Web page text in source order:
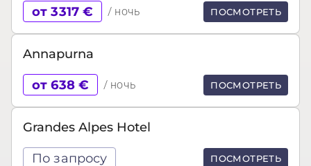
от 3317 € / ночь ПОСМОТРЕТЬ
Annapurna
от 638 € / ночь ПОСМОТРЕТЬ
Grandes Alpes Hotel
По запросу ПОСМОТРЕТЬ